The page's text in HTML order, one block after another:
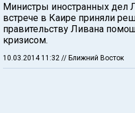
Министры иностранных дел
встрече в Каире приняли
правительству Ливана
кризисом.
10.03.2014 11:32 // Ближний Восток